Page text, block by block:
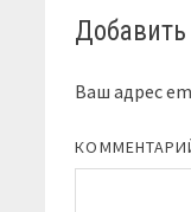
Ваш адрес